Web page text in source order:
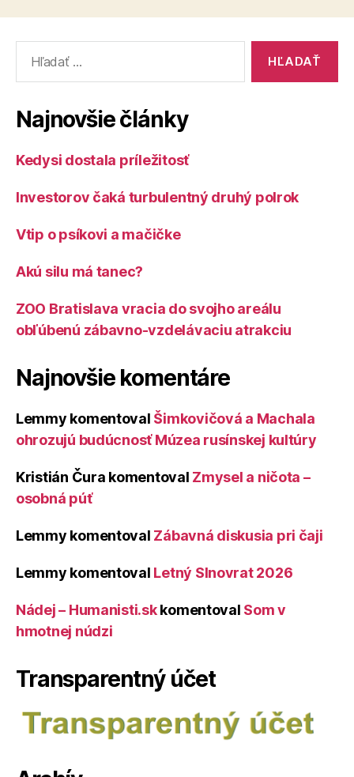
Najnovšie články
Kedysi dostala príležitosť
Investorov čaká turbulentný druhý polrok
Vtip o psíkovi a mačičke
Akú silu má tanec?
ZOO Bratislava vracia do svojho areálu
obľúbenú zábavno-vzdelávaciu atrakciu
Najnovšie komentáre
Lemmy komentoval Šimkovičová a Machala
ohrozujú budúcnosť Múzea rusínskej kultúry
Kristián Čura komentoval Zmysel a ničota –
osobná púť
Lemmy komentoval Zábavná diskusia pri čaji
Lemmy komentoval Letný Slnovrat 2026
Nádej – Humanisti.skkomentoval Som v
hmotnej núdzi
Transparentný účet